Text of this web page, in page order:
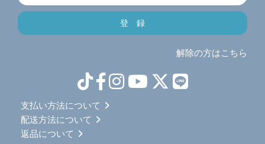
解除の方はこちら
支払い方法について
配送方法について
返品について